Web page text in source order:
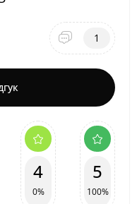
1
4
0%
5
100%